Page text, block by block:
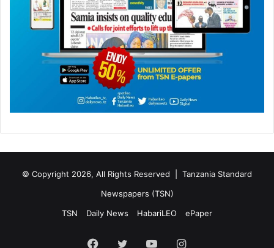
© Copyright 2026, All Rights Reserved | Tanzania Standard
Newspapers (TSN)
TSN
Daily News HabariLEO ePaper
Facebook
Twitter YouTubeInstagram